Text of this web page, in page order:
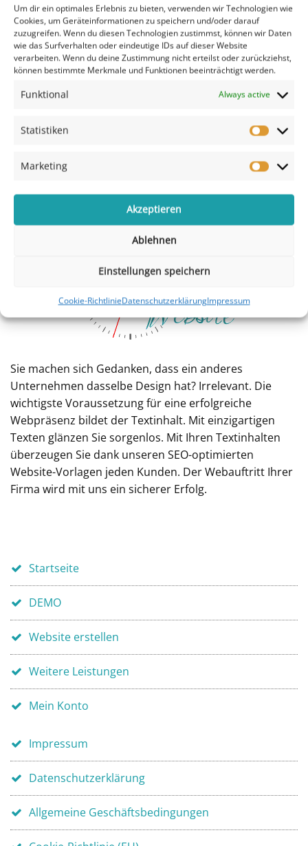
Um dir ein optimales Erlebnis zu bieten, verwenden wir Technologien wie
Cookies, um Geräteinformationen zu speichern und/oder darauf
zuzugreifen. Wenn du diesen Technologien zustimmst, können wir Daten
wie das Surfverhalten oder eindeutige IDs auf dieser Website
verarbeiten. Wenn du deine Zustimmung nicht erteilst oder zurückziehst,
können bestimmte Merkmale und Funktionen beeinträchtigt werden.
Funktional Always active
Statistiken
Marketing
Akzeptieren
Ablehnen
Einstellungen speichern
Cookie-RichtlinieDatenschutzerklärungImpressum
G04
Beiträge
Sie machen sich Gedanken, dass ein anderes
Unternehmen dasselbe Design hat? Irrelevant. Die
wichtigste Voraussetzung für eine erfolgreiche
Webpräsenz bildet der Textinhalt. Mit einzigartigen
Texten glänzen Sie sorgenlos. Mit Ihren Textinhalten
überzeugen Sie dank unseren SEO-optimierten
Website-Vorlagen jeden Kunden. Der Webauftritt Ihrer
Firma wird mit uns ein sicherer Erfolg.
Datenschutzerklärung
Allgemeine Geschäftsbedingungen
Cookie-Richtlinie (EU)